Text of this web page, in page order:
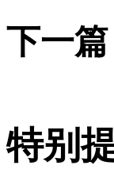
下一
特别